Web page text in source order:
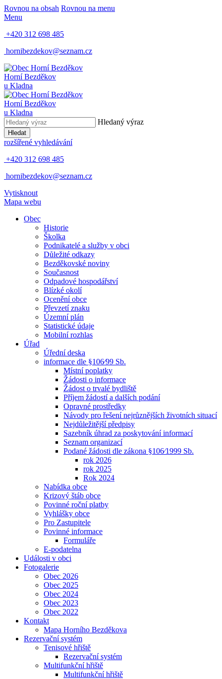
Rovnou na obsah Rovnou na menu
Menu
+420 312 698 485
hornibezdekov@seznam.cz
Horní Bezděkov
u Kladna
Horní Bezděkov
u Kladna
Hledaný výraz
Hledat
rozšířené vyhledávání
+420 312 698 485
hornibezdekov@seznam.cz
Vytisknout
Mapa webu
Obec
Historie
Školka
Podnikatelé a služby v obci
Důležité odkazy
Bezděkovské noviny
Současnost
Odpadové hospodářství
Blízké okolí
Ocenění obce
Převzetí znaku
Územní plán
Statistické údaje
Mobilní rozhlas
Úřad
Úřední deska
informace dle §106⁄99 Sb.
Místní poplatky
Žádosti o informace
Žádost o trvalé bydliště
Příjem žádostí a dalších podání
Opravné prostředky
Návody pro řešení nejrůznějších životních situací
Nejdůležitější předpisy
Sazebník úhrad za poskytování informací
Seznam organizací
Podané žádosti dle zákona §106⁄1999 Sb.
rok 2026
rok 2025
Rok 2024
Nabídka obce
Krizový štáb obce
Povinné roční platby
Vyhlášky obce
Pro Zastupitele
Povinné informace
Formuláře
E-podatelna
Události v obci
Fotogalerie
Obec 2026
Obec 2025
Obec 2024
Obec 2023
Obec 2022
Kontakt
Mapa Horního Bezděkova
Rezervační systém
Tenisové hřiště
Rezervační systém
Multifunkční hřiště
Multifunkční hřiště